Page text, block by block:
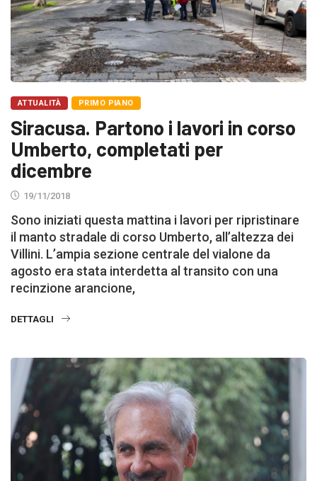
ATTUALITÀ PRIMO PIANO
Siracusa. Partono i lavori in corso
Umberto, completati per
dicembre
19/11/2018
Sono iniziati questa mattina i lavori per ripristinare
il manto stradale di corso Umberto, all’altezza dei
Villini. L’ampia sezione centrale del vialone da
agosto era stata interdetta al transito con una
recinzione arancione,
DETTAGLI